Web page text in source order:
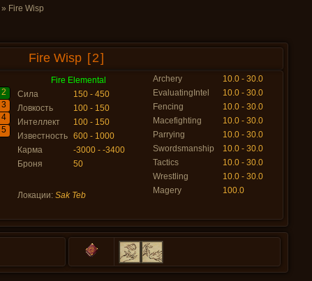
» Fire Wisp
Fire Wisp [2]
2
3
4
5
Fire Elemental
Сила
150 - 450
Ловкость
100 - 150
Интеллект
100 - 150
Известность 600 - 1000
Карма
-3000 - -3400
Броня
50
Archery
10.0 - 30.0
EvaluatingIntel
10.0 - 30.0
Fencing
10.0 - 30.0
Macefighting
10.0 - 30.0
Parrying
10.0 - 30.0
Swordsmanship
10.0 - 30.0
Tactics
10.0 - 30.0
Wrestling
10.0 - 30.0
Magery
100.0
Локации: Sak Teb